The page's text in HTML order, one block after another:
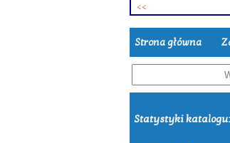
Strona główna
Statystyki katalogu: